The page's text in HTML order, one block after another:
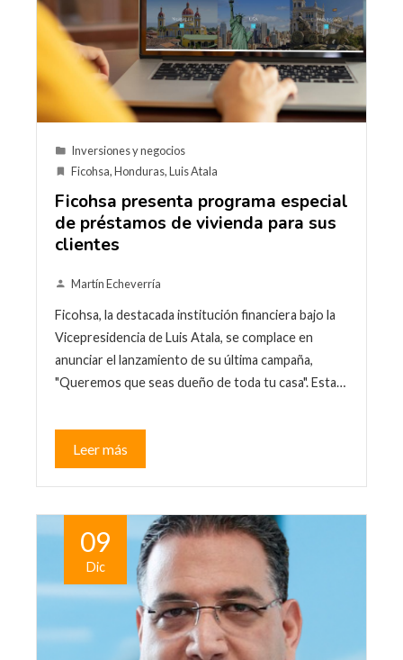
Inversiones y negocios
Ficohsa,Honduras,Luis Atala
Ficohsa presenta programa especial
de préstamos de vivienda para sus
clientes
Martín Echeverría
Ficohsa, la destacada institución financiera bajo la
Vicepresidencia de Luis Atala, se complace en
anunciar el lanzamiento de su última campaña,
"Queremos que seas dueño de toda tu casa". Esta…
Leer más
09
Dic